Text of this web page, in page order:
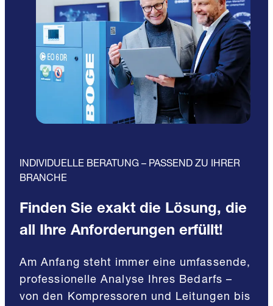
INDIVIDUELLE BERATUNG – PASSEND ZU IHRER
BRANCHE
Finden Sie exakt die Lösung, die
all Ihre Anforderungen erfüllt!
Am Anfang steht immer eine umfassende,
professionelle Analyse Ihres Bedarfs –
von den Kompressoren und Leitungen bis